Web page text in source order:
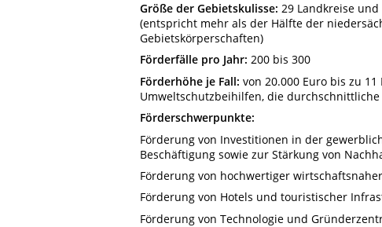
Größe der Gebietskulisse: 29 Landkreise
(entspricht mehr als der Hälfte der
Gebietskörperschaften)
Förderfälle pro Jahr: 200 bis 300
Förderhöhe je Fall: von 20.000 Euro bis zu
Umweltschutzbeihilfen, die
Förderschwerpunkte:
Förderung von Investitionen in der
Beschäftigung sowie zur Stärkung von
Förderung von hochwertiger
Förderung von Hotels und touristischer
Förderung von Technologie und